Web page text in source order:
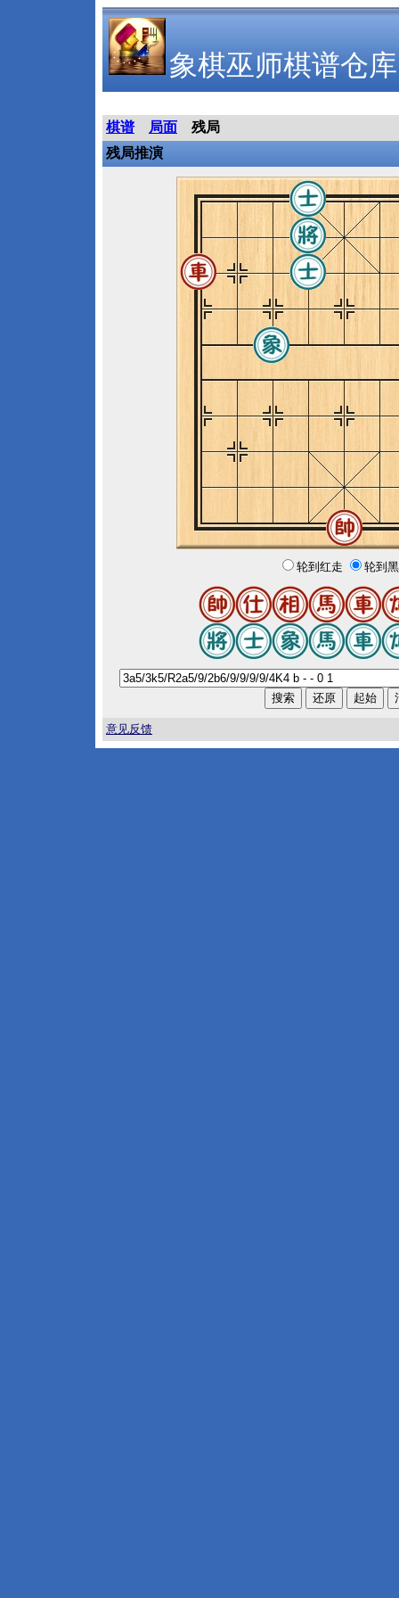
象棋巫师棋谱仓库
棋谱 局面
残局
残局推演
轮到红走 轮到
意见反馈